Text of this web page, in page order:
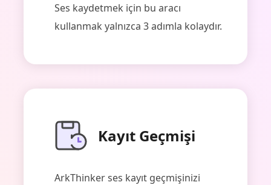
Ses kaydetmek için bu aracı
kullanmak yalnızca 3 adımla kolaydır.
Kayıt Geçmişi
ArkThinker ses kayıt geçmişinizi